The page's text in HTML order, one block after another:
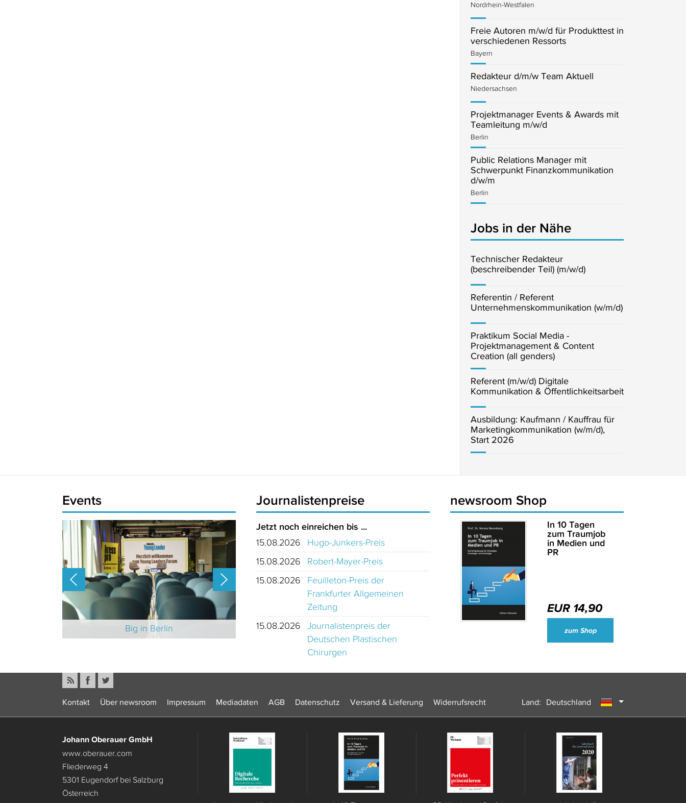
Nordrhein-Westfalen
Freie Autoren m/w/d für Produkttest in
verschiedenen Ressorts
Bayern
Redakteur d/m/w Team Aktuell
Niedersachsen
Projektmanager Events & Awards mit
Teamleitung m/w/d
Berlin
Public Relations Manager mit
Schwerpunkt Finanzkommunikation
d/w/m
Berlin
Jobs in der Nähe
Technischer Redakteur
(beschreibender Teil) (m/w/d)
Referentin / Referent
Unternehmenskommunikation (w/m/d)
Praktikum Social Media -
Projektmanagement & Content
Creation (all genders)
Referent (m/w/d) Digitale
Kommunikation & Öffentlichkeitsarbeit
Ausbildung: Kaufmann / Kauffrau für
Marketingkommunikation (w/m/d),
Start 2026
Events
Big in Berlin Wirtschaftsjournalisten und Unternehmenssprecher des Jahres 2024
Journalistenpreise
Jetzt noch einreichen bis ...
15.08.2026
Hugo-Junkers-Preis
15.08.2026
Robert-Mayer-Preis
15.08.2026
Feuilleton-Preis der
Frankfurter Allgemeinen
Zeitung
15.08.2026
Journalistenpreis der
Deutschen Plastischen
Chirurgen
newsroom Shop
In 10 Tagen
zum Traumjob
in Medien und
PR
EUR 14,90
zum Shop
Kontakt Über newsroom Impressum Mediadaten AGB Datenschutz Versand & Lieferung Widerrufsrecht Land:
Deutschland
Johann Oberauer GmbH
www.oberauer.com
Fliederweg 4
5301 Eugendorf bei Salzburg
Österreich